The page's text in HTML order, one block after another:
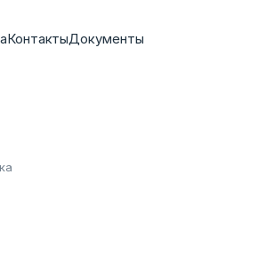
КонтактыДокументы